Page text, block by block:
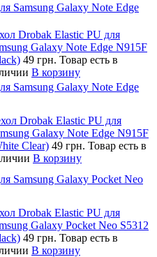
Samsung Galaxy Note Edge
Drobak Elastic PU для
Galaxy Note Edge N915F
49 грн. Товар есть в
В корзину
Samsung Galaxy Note Edge
Drobak Elastic PU для
Galaxy Note Edge N915F
Clear) 49 грн. Товар есть в
В корзину
Samsung Galaxy Pocket Neo
Drobak Elastic PU для
Galaxy Pocket Neo S5312
49 грн. Товар есть в
В корзину